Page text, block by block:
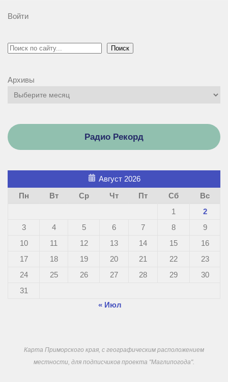
Войти
Поиск Поиск
Архивы
Радио Рекорд
Август 2026
Пн
Вт Ср Чт Пт Сб
Вс
1
2
3
4 5 6 7 8
9
10
11 12 13 14 15
16
17
18 19 20 21 22
23
24
25 26 27 28 29
30
31
« Июл
Карта Приморского края, с географическим расположением
местности, для подписчиков проекта "Маглипогода".